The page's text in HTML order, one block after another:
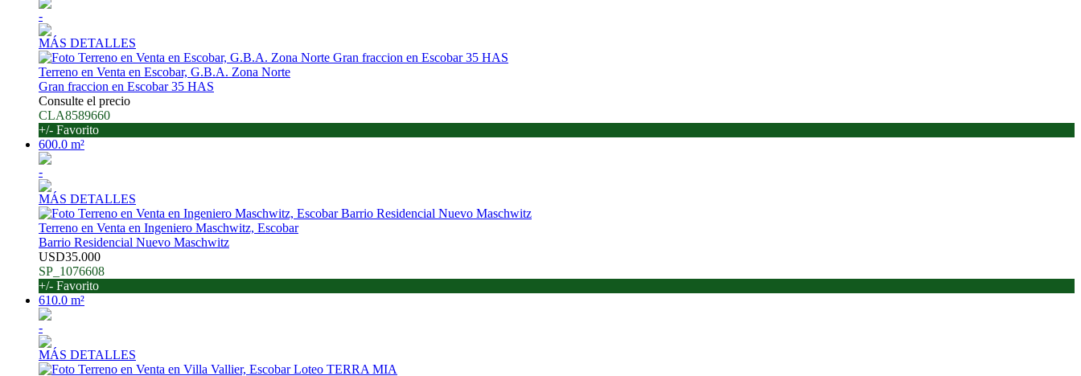
-
MÁS DETALLES
Terreno en Venta en Escobar, G.B.A. Zona Norte
Gran fraccion en Escobar 35 HAS
Consulte el precio
CLA8589660
+/- Favorito
600.0 m²
-
MÁS DETALLES
Terreno en Venta en Ingeniero Maschwitz, Escobar
Barrio Residencial Nuevo Maschwitz
USD35.000
SP_1076608
+/- Favorito
610.0 m²
-
MÁS DETALLES